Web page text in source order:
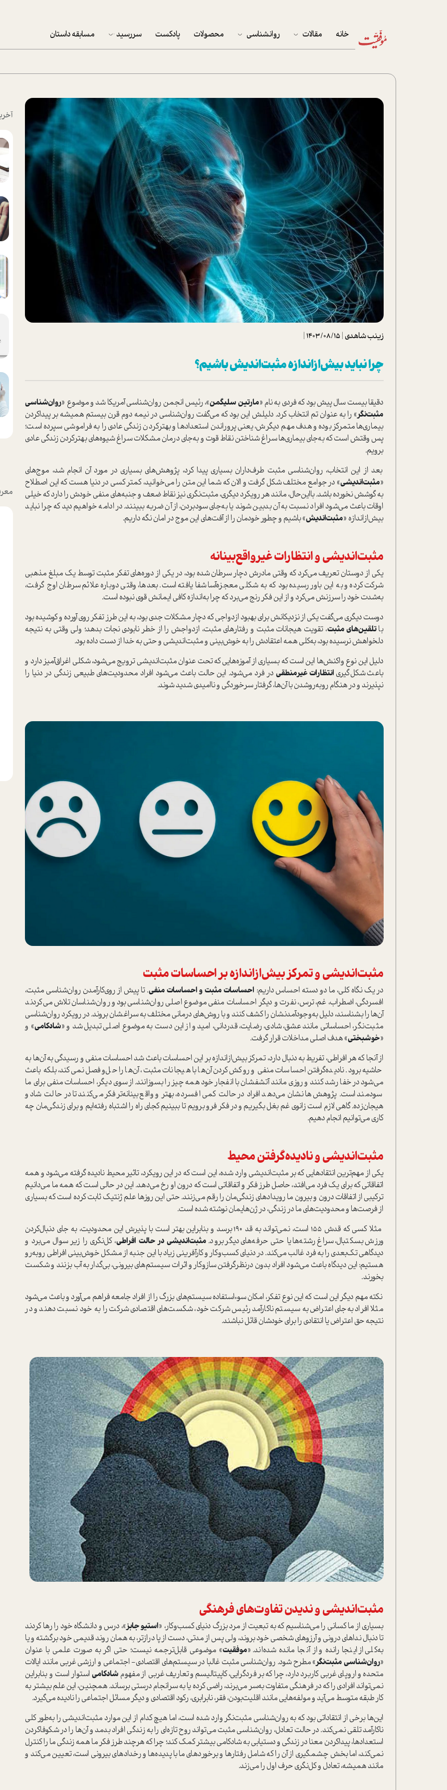
خانه مقالات
پرونده ویژه
زندگی
نوجوان
کار
پلاس
تحلیل فیلم
شیوانا
داستان
روانشناسی محصولات پادکست سررسید
پکيج نوروزي موفقيت
تقویم رومیزی
تقویم دیواری
مسابقه داستان
زینب شاهدی |
1403/08/15
|
چرا نباید بیش‌از‌اندازه مثبت‌اندیش باشیم؟
دقیقا بیست سال پیش بود که فردی به نام «مارتین سلیگمن»، رئیس انجمن روان‌شناسی آمریکا شد و موضوع «روان‌شناسی
مثبت‌نگر» را به عنوان تم انتخاب کرد. دلیلش این بود که می‌گفت روان‌شناسی در نیمه دوم قرن بیستم همیشه بر پید‌اکردن
بیماری‌ها متمرکز بوده و هدف مهم دیگرش، یعنی پروراندن استعدادها و بهتر‌کردن زندگی عادی را به فراموشی سپرده است؛
پس وقتش است که به‌جای بیماری‌ها سراغ شناختن نقاط قوت و به‌جای درمان مشکلات سراغ شیوه‌های بهتر‌کردن زندگی عادی
برویم.
بعد از این انتخاب، روان‌شناسی مثبت طرف‌داران بسیاری پیدا کرد، پژوهش‌های بسیاری در مورد آن انجام شد، موج‌های
«مثبت‌اندیشی» در جوامع مختلف شکل گرفت و الان که شما این متن را می‌خوانید، کمتر کسی در دنیا هست که این اصطلاح
به گوشش نخورده باشد. بااین‌حال، مانند هر رویکرد دیگری، مثبت‌نگری نیز نقاط ضعف و جنبه‌های منفی خودش را دارد که خیلی
اوقات باعث می‌شود افراد نسبت به آن بدبین شوند یا به‌جای سود‌بردن، از آن ضربه ببینند. در ادامه خواهیم دید که چرا نباید
بیش‌از‌اندازه «مثبت‌اندیش» باشیم و چطور خودمان را از آفت‌های این موج در امان نگه داریم.
مثبت‌اندیشی و انتظارات غیرواقع‌بینانه
یکی از دوستان تعریف می‌کرد که وقتی مادرش دچار سرطان شده بود، در یکی از دوره‌های تفکر مثبت توسط یک مبلغ مذهبی
شرکت کرده و به این باور رسیده بود که به شکلی معجزه‌آسا شفا یافته است. بعدها، وقتی دوباره علائم سرطان اوج گرفت،
به‌شدت خود را سرزنش می‌کرد و از این فکر رنج می‌برد که چرا به‌اندازه کافی ایمانش قوی نبوده است.
دوست دیگری می‌گفت یکی از نزدیکانش برای بهبود ازدواجی که دچار مشکلات جدی بود، به این طرز تفکر روی آورده و کوشیده بود
باتلقین‌های مثبت، تقویت هیجانات مثبت و رفتارهای مثبت، ازدواجش را از خطر نابودی نجات بدهد؛ ولی وقتی به نتیجه
دلخواهش نرسیده بود، به‌کلی همه اعتقادش را به خوش‌بینی و مثبت‌اندیشی و حتی به خدا از دست داده بود.
دلیل این نوع واکنش‌ها این است که بسیاری از آموزه‌هایی که تحت عنوان مثبت‌اندیشی ترویج می‌شود، شکلی اغراق‌آمیز دارد و
باعث شکل‌گیری انتظارات غیرمنطقی در فرد می‌شود. این حالت باعث می‌شود افراد محدودیت‌های طبیعی زندگی در دنیا را
نپذیرند و در هنگام روبه‌رو‌شدن با آن‌ها، گرفتار سرخوردگی و ناامیدی شدید شوند.
مثبت‌اندیشی و تمرکز بیش‌از‌اندازه بر احساسات مثبت
در یک نگاه کلی، ما دو دسته احساس داریم: احساسات مثبت و احساسات منفی. تا پیش از روی‌کار‌آمدن روان‌شناسی مثبت،
افسردگی، اضطراب، غم، ترس، نفرت و دیگر احساسات منفی موضوع اصلی روان‌شناسی بود و روان‌شناسان تلاش می‌کردند
آن‌ها را بشناسند، دلیل به‌وجودآمدنشان را کشف کنند و با روش‌های درمانی مختلف به سراغشان بروند. در رویکرد روان‌شناسی
مثبت‌نگر، احساساتی مانند عشق، شادی، رضایت، قدردانی، امید و از این دست به موضوع اصلی تبدیل شد و «شادکامی» و
«خوشبختی» هدف اصلی مداخلات قرار گرفت.
از آنجا که هر افراطی، تفریط به دنبال دارد، تمرکز بیش‌از‌اندازه بر این احساسات باعث شد احساسات منفی و رسیدگی به آن‌ها به
حاشیه برود. نادیده‌گرفتن احساسات منفی و روکش‌کردن آن‌ها با هیجانات مثبت، آن‌ها را حل‌وفصل نمی‌کند، بلکه باعث
می‌شود در خفا رشد کنند و روزی مانند آتشفشان با انفجار خود همه چیز را بسوزانند. از سوی دیگر، احساسات منفی برای ما
سودمند است. پژوهش‌ها نشان می‌دهد افراد در حالت کمی افسرده، بهتر و واقع‌بینانه‌تر فکر می‌کنند تا در حالت شاد و
هیجان‌زده. گاهی لازم است زانوی غم بغل بگیریم و در فکر فرو برویم تا ببینیم کجای راه را اشتباه رفته‌ایم و برای زندگی‌مان چه
کاری می‌توانیم انجام دهیم.
مثبت‌اندیشی و نادیده‌گرفتن محیط
یکی از مهم‌ترین انتقادهایی که بر مثبت‌اندیشی وارد شده، این است که در این رویکرد، تاثیر محیط نادیده گرفته می‌شود و همه
اتفاقاتی که برای یک فرد می‌افتد، حاصل طرز فکر و اتفاقاتی است که درون او رخ می‌دهد. این در حالی است که همه ما می‌دانیم
ترکیبی از اتفاقات درون و بیرون ما رویدادهای زندگی‌مان را رقم می‌زنند. حتی این روزها علم ژنتیک ثابت کرده است که بسیاری
از فرصت‌ها و محدودیت‌های ما در زندگی، در ژن‌هایمان نوشته شده است.
مثلا کسی که قدش 155 است، نمی‌تواند به قد 190 برسد و بنابراین بهتر است با پذیرش این محدودیت، به جای دنبال‌کردن
ورزش بسکتبال، سراغ رشته‌ها یا حتی حرفه‌های دیگر برود. مثبت‌اندیشی در حالت افراطی، کل‌نگری را زیر سوال می‌برد و
دیدگاهی تک‌بعدی را به فرد غالب می‌کند. در دنیای کسب‌وکار و کارآفرینی زیاد با این جنبه از مشکل خوش‌بینی افراطی روبه‌رو
هستیم: این دیدگاه باعث می‌شود افراد بدون در‌نظر‌گرفتن سازوکار و اثرات سیستم‌های بیرونی، بی‌گدار به آب بزنند و شکست
بخورند.
نکته مهم دیگر این است که این نوع تفکر، امکان سوءاستفاده سیستم‌های بزرگ را از افراد جامعه فراهم می‌آورد و باعث می‌شود
مثلا افراد به‌جای اعتراض به سیستم ناکارآمد رئیس شرکت خود، شکست‌های اقتصادی شرکت را به خود نسبت دهند و در
نتیجه حق اعتراض یا انتقادی را برای خودشان قائل نباشند.
مثبت‌اندیشی و ندیدن تفاوت‌های فرهنگی
بسیاری از ما کسانی را می‌شناسیم که به تبعیت از مرد بزرگ دنیای کسب‌وکار، «استیو جابز»، درس و دانشگاه خود را رها کردند
تا دنبال نداهای درونی و آرزوهای شخصی خود بروند، ولی پس از مدتی، دست از پا درازتر، به همان روند قدیمی خود برگشته و یا
به‌کلی از اینجا رانده و از آنجا مانده شده‌اند. «موفقیت» موضوعی قابل‌ترجمه نیست؛ حتی اگر به صورت علمی با عنوان
«روان‌شناسی مثبت‌نگر» مطرح شود. روان‌شناسی مثبت غالبا در سیستم‌های اقتصادی- اجتماعی و ارزشی غربی مانند ایالات
متحده و اروپای غربی کاربرد دارد، چرا که بر فردگرایی، کاپیتالیسم و تعاریف غربی از مفهوم شادکامیاستوار است و بنابراین
نمی‌تواند افرادی را که در فرهنگی متفاوت به‌سر می‌برند، راضی کرده یا به سرانجام درستی برساند. همچنین، این علم بیشتر به
کار طبقه متوسط می‌آید و مولفه‌هایی مانند اقلیت‌بودن، فقر، نابرابری، رکود اقتصادی و دیگر مسائل اجتماعی را نادیده می‌گیرد.
این‌ها برخی از انتقاداتی بود که به روان‌شناسی مثبت‌نگر وارد شده است، اما هیچ کدام از این موارد مثبت‌اندیشی را به‌طور کلی
ناکارآمد تلقی نمی‌کند. در حالت تعادل، روان‌شناسی مثبت می‌تواند روح تازه‌ای را به زندگی افراد بدمد و آن‌ها را در شکوفا‌کردن
استعدادها، پیدا‌کردن معنا در زندگی و دستیابی به شادکامی بیشتر کمک کند؛ چرا که هرچند طرز فکر ما همه زندگی ما را کنترل
نمی‌کند، اما بخش چشمگیری از آن را که شامل رفتارها و برخوردهای ما با پدیده‌ها و رخدادهای بیرونی است، تعیین می‌کند و
مانند همیشه، تعادل و کل‌نگری حرف اول را می‌زند.